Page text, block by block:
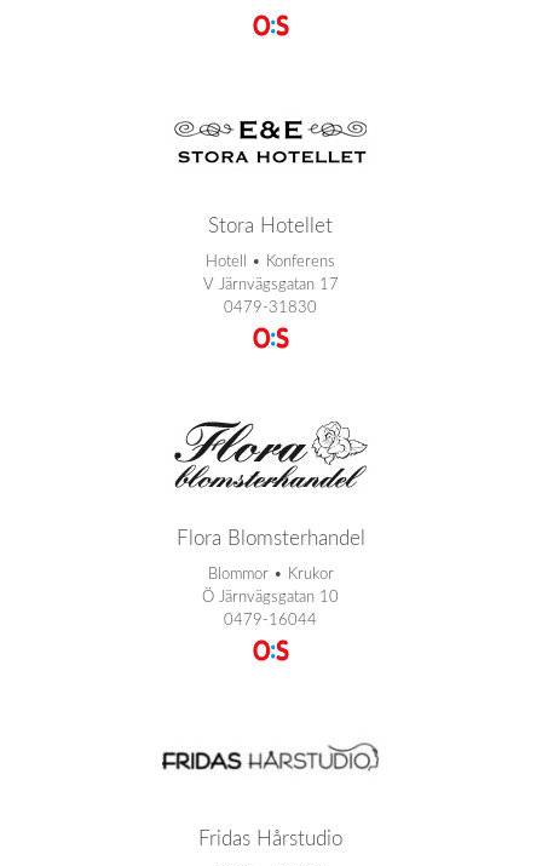
Stora Hotellet
Hotell • Konferens
V Järnvägsgatan 17
0479-31830
Flora Blomsterhandel
Blommor • Krukor
Ö Järnvägsgatan 10
0479-16044
Fridas Hårstudio